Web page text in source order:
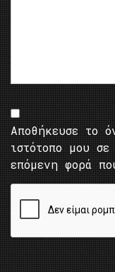
Αποθήκευσε το
ιστότοπο μου
επόμενη φορά